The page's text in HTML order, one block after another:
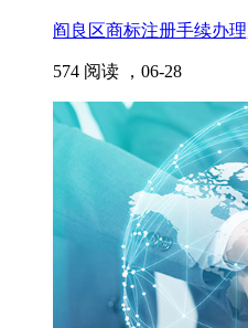
阎良区商标注册手续办
574 阅读 ， 06-28